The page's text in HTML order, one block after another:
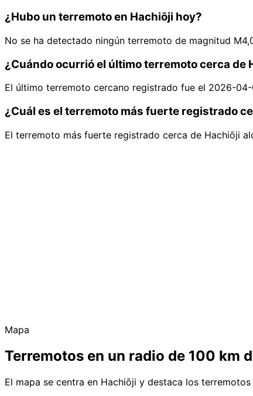
¿Hubo un terremoto en Hachiōji hoy?
No se ha detectado ningún terremoto de magnitud
¿Cuándo ocurrió el último terremoto cerca de
El último terremoto cercano registrado fue el 2026-04-
¿Cuál es el terremoto más fuerte registrado
El terremoto más fuerte registrado cerca de Hachiōji
Mapa
Terremotos en un radio de 100 km
El mapa se centra en Hachiōji y destaca los